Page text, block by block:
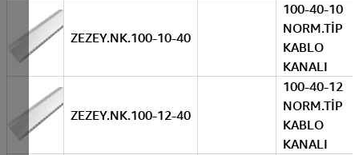
ZEZEY.NK.100-10-40
100-40-10
NORM.TİP
KABLO
KANALI
ZEZEY.NK.100-12-40
100-40-12
NORM.TİP
KABLO
KANALI